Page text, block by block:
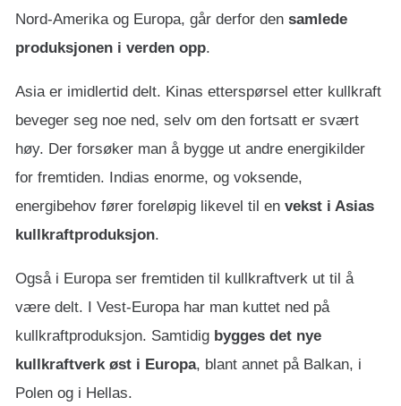
Nord-Amerika og Europa, går derfor den samlede
produksjonen i verden opp.
Asia er imidlertid delt. Kinas etterspørsel etter kullkraft
beveger seg noe ned, selv om den fortsatt er svært
høy. Der forsøker man å bygge ut andre energikilder
for fremtiden. Indias enorme, og voksende,
energibehov fører foreløpig likevel til en vekst i Asias
kullkraftproduksjon.
Også i Europa ser fremtiden til kullkraftverk ut til å
være delt. I Vest-Europa har man kuttet ned på
kullkraftproduksjon. Samtidig bygges det nye
kullkraftverk øst i Europa, blant annet på Balkan, i
Polen og i Hellas.